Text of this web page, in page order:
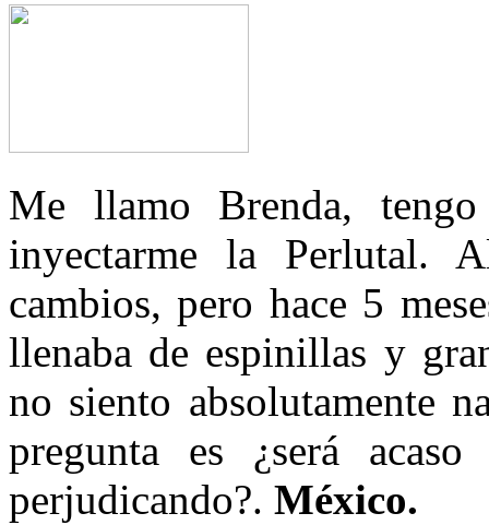
Me llamo Brenda,
inyectarme la Perlutal.
cambios, pero hace 5
llenaba de espinillas y
no siento absolutamente
pregunta es ¿será
perjudicando?. México.